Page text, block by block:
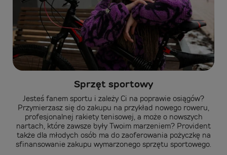
Sprzęt sportowy
Jesteś fanem sportu i zależy Ci na poprawie osiągów?
Przymierzasz się do zakupu na przykład nowego roweru,
profesjonalnej rakiety tenisowej, a może o nowszych
nartach, które zawsze były Twoim marzeniem? Provident
także dla młodych osób ma do zaoferowania pożyczkę na
sfinansowanie zakupu wymarzonego sprzętu sportowego.